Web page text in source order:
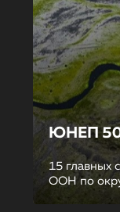
ЮНЕП 50
15 главных
ООН по